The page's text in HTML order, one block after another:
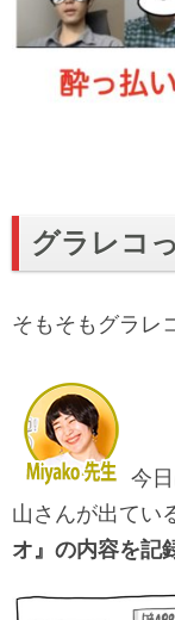
グラレコ
そもそもグラレ
今
山さんが出てい
オ』の内容を記